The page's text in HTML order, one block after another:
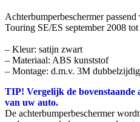
Achterbumperbeschermer
Touring SE/ES september 2008 tot
– Kleur: satijn zwart
– Materiaal: ABS kunststof
– Montage: d.m.v. 3M
TIP! Vergelijk de bovenstaande
van uw auto.
De achterbumperbeschermer